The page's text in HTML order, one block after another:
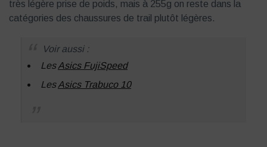
très légère prise de poids, mais à 255g on reste dans la
catégories des chaussures de trail plutôt légères.
Voir aussi :
LesAsics FujiSpeed
LesAsics Trabuco 10